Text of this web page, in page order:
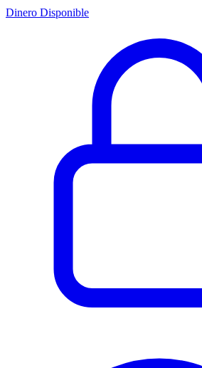
Dinero Disponible